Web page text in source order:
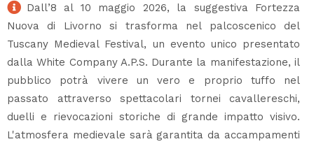
Dall’8 al 10 maggio 2026, la suggestiva Fortezza
Nuova di Livorno si trasforma nel palcoscenico del
Tuscany Medieval Festival, un evento unico presentato
dalla White Company A.P.S. Durante la manifestazione, il
pubblico potrà vivere un vero e proprio tuffo nel
passato attraverso spettacolari tornei cavallereschi,
duelli e rievocazioni storiche di grande impatto visivo.
L'atmosfera medievale sarà garantita da accampamenti